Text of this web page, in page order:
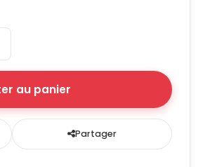
au panier
Partager